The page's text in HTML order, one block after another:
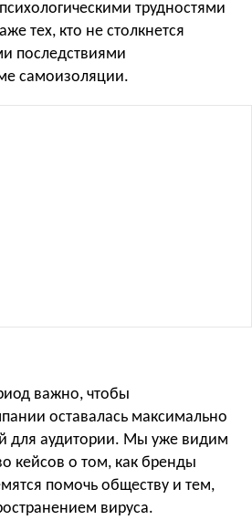
трудностями
тех, кто не столкнется
последствиями
самоизоляции.
важно, чтобы
оставалась максимально
для аудитории. Мы уже видим
кейсов о том, как бренды
помочь обществу и тем,
вируса.